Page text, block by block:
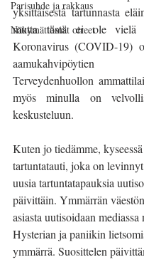
Parisuhde ja rakkaus
Näkymättömät oireet
yksittäisestä tartunnasta
mutta tästä ei ole vielä
Koronavirus (COVID-19)
aamukahvipöytien
Terveydenhuollon
myös minulla on
keskusteluun.
Kuten jo tiedämme,
tartuntatauti, joka on
uusia tartuntatapauksia
päivittäin. Ymmärrän
asiasta uutisoidaan
Hysterian ja paniikin
ymmärrä. Suosittelen